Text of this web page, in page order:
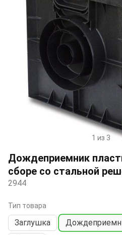
1
of
3
1 из 3
Дождеприемник
сборе со стальной
2944
Тип товара
Заглушка